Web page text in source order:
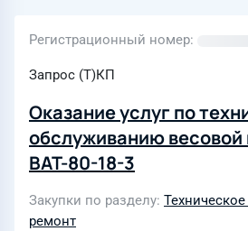
Регистрационный номер
Запрос (Т)КП
Оказание услуг по
обслуживанию
ВАТ-80-18-3
Закупки по разделу
ремонт